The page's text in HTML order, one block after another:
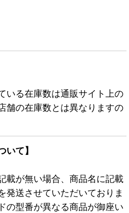
いる在庫数は通販サイト上の
舗の在庫数とは異なりますの
いて】
載が無い場合、商品名に記載
発送させていただいておりま
の型番が異なる商品が御座い